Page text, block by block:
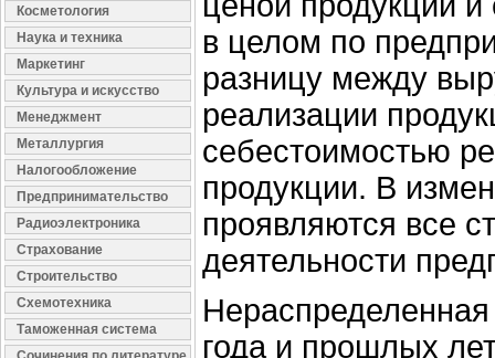
Косметология
Наука и техника
Маркетинг
Культура и искусство
Менеджмент
Металлургия
Налогообложение
Предпринимательство
Радиоэлектроника
Страхование
Строительство
Схемотехника
Таможенная система
в целом по
разницу между
реализации
себестоимостью
продукции. В
проявляются все
деятельности
года и прошлых